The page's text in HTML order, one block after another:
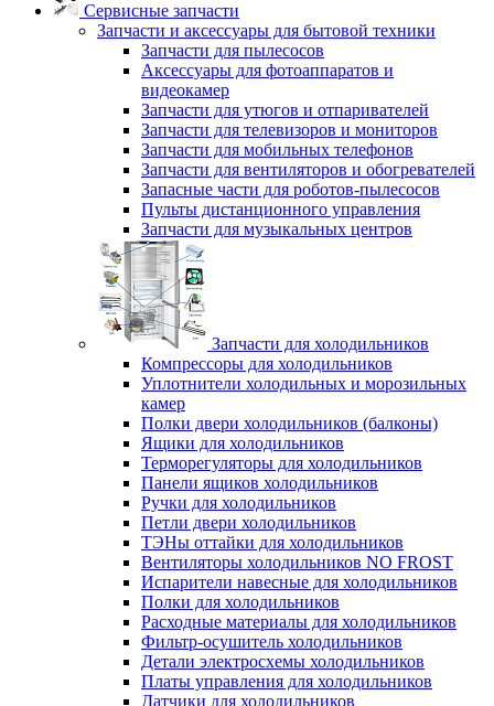
Сервисные запчасти
Запчасти и аксессуары для бытовой техники
Запчасти для пылесосов
Аксессуары для фотоаппаратов и
видеокамер
Запчасти для утюгов и отпаривателей
Запчасти для телевизоров и мониторов
Запчасти для мобильных телефонов
Запчасти для вентиляторов и обогревателей
Запасные части для роботов-пылесосов
Пульты дистанционного управления
Запчасти для музыкальных центров
Запчасти для холодильников
Компрессоры для холодильников
Уплотнители холодильных и морозильных
камер
Полки двери холодильников (балконы)
Ящики для холодильников
Терморегуляторы для холодильников
Панели ящиков холодильников
Ручки для холодильников
Петли двери холодильников
ТЭНы оттайки для холодильников
Вентиляторы холодильников NO FROST
Испарители навесные для холодильников
Полки для холодильников
Расходные материалы для холодильников
Фильтр-осушитель холодильников
Детали электросхемы холодильников
Платы управления для холодильников
Датчики для холодильников